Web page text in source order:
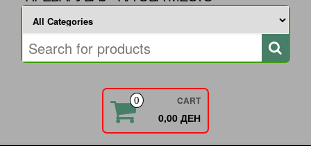
0 CART
0,00 ДЕН